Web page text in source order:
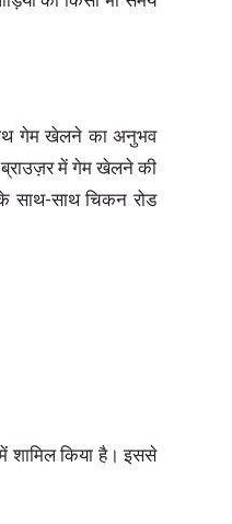
साथ गेम खेलने का अनुभव
ब्राउज़र में गेम खेलने की
साथ-साथ चिकन रोड
शामिल किया है। इससे